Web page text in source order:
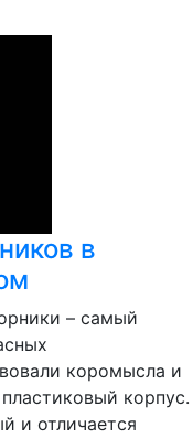
в
– самый
коромысла и
корпус.
и отличается